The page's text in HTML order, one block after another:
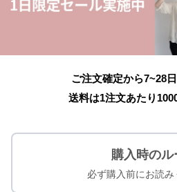
ご注文確定から7~28
送料は1注文あたり
購入時のル
必ず購入前にお読み